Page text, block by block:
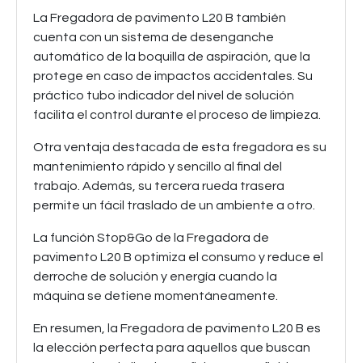
La Fregadora de pavimento L20 B también
cuenta con un sistema de desenganche
automático de la boquilla de aspiración, que la
protege en caso de impactos accidentales. Su
práctico tubo indicador del nivel de solución
facilita el control durante el proceso de limpieza.
Otra ventaja destacada de esta fregadora es su
mantenimiento rápido y sencillo al final del
trabajo. Además, su tercera rueda trasera
permite un fácil traslado de un ambiente a otro.
La función Stop&Go de la Fregadora de
pavimento L20 B optimiza el consumo y reduce el
derroche de solución y energía cuando la
máquina se detiene momentáneamente.
En resumen, la Fregadora de pavimento L20 B es
la elección perfecta para aquellos que buscan